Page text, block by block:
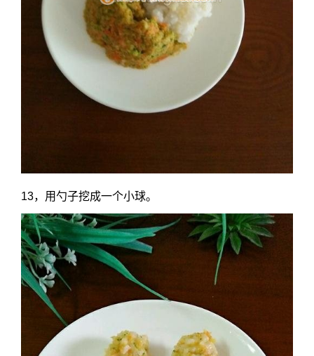
13，用勺子挖成一个小球。